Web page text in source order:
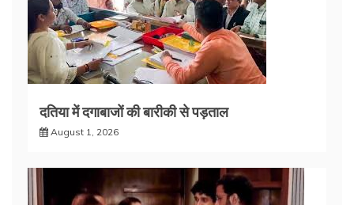
दतिया में दगाबाजों की बारीकी से पड़ताल
August 1, 2026